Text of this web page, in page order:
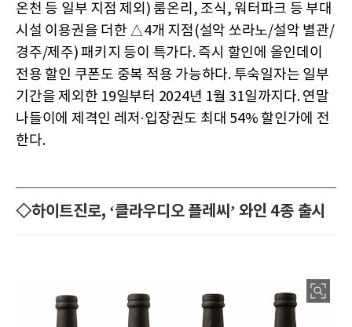
온천 등 일부 지점 제외) 룸온리, 조식, 워터파크 등 부대
시설 이용권을 더한 △4개 지점(설악 쏘라노/설악 별관/
경주/제주) 패키지 등이 특가다. 즉시 할인에 올인데이
전용 할인 쿠폰도 중복 적용 가능하다. 투숙일자는 일부
기간을 제외한 19일부터 2024년 1월 31일까지다. 연말
나들이에 제격인 레저·입장권도 최대 54% 할인가에 전
한다.
◇하이트진로, ‘클라우디오 플레씨’ 와인 4종 출시